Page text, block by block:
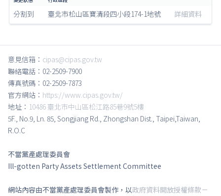
分割到 臺北市松山區寶清段四小段174-1地號 詳細資料
意見信箱： cipas@cipas.gov.tw
聯絡電話：02-2509-7900
傳真號碼：02-2509-7873
官方網站： https://www.cipas.gov.tw/
地址： 10486 臺北市中山區松江路85巷9號5樓
5F., No.9, Ln. 85, Songjiang Rd., Zhongshan Dist., Taipei,Taiwan,
R.O.C
不當黨產處理委員會
Ill-gotten Party Assets Settlement Committee
網站內容由不當黨產處理委員會製作，以政府資料開放授權條款－